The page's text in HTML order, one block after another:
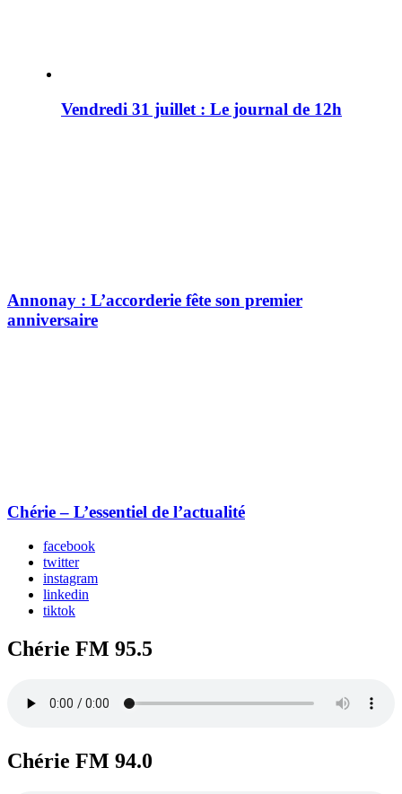
Vendredi 31 juillet : Le journal de 12h
Annonay : L’accorderie fête son premier
anniversaire
Chérie – L’essentiel de l’actualité
facebook
twitter
instagram
linkedin
tiktok
Chérie FM 95.5
Chérie FM 94.0